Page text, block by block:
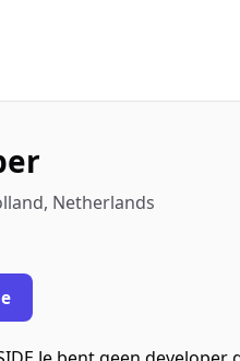
Netherlands